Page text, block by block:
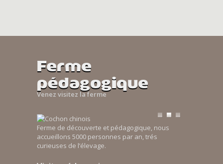
Ferme
pédagogique
Venez visitez la ferme
Ferme de découverte et pédagogique, nous
accueillons 5000 personnes par an, trés
curieuses de l’élevage.